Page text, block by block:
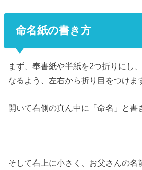
命名紙の書き方
まず、奉書紙や半紙を2つ折りにし
なるよう、左右から折り目をつけま
開いて右側の真ん中に「命名」と書
そして右上に小さく、お父さんの名